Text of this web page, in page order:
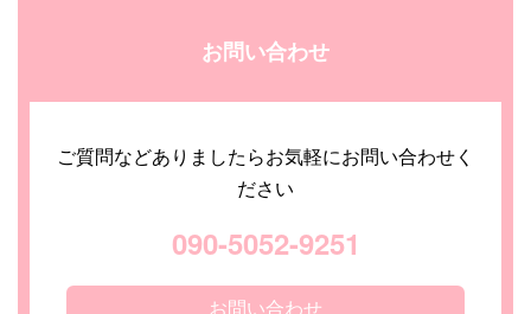
お問い合わせ
ご質問などありましたらお気軽にお問い合わせく
ださい
090-5052-9251
お問い合わせ